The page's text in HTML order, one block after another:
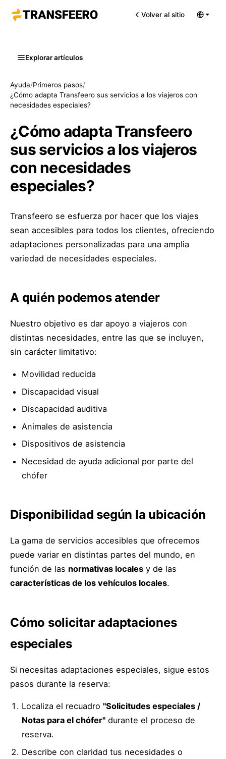
Volver al sitio
Explorar artículos
Ayuda/Primeros pasos/
¿Cómo adapta Transfeero sus servicios a los viajeros con
necesidades especiales?
¿Cómo adapta Transfeero
sus servicios a los viajeros
con necesidades
especiales?
Transfeero se esfuerza por hacer que los viajes
sean accesibles para todos los clientes, ofreciendo
adaptaciones personalizadas para una amplia
variedad de necesidades especiales.
A quién podemos atender
Nuestro objetivo es dar apoyo a viajeros con
distintas necesidades, entre las que se incluyen,
sin carácter limitativo:
Movilidad reducida
Discapacidad visual
Discapacidad auditiva
Animales de asistencia
Dispositivos de asistencia
Necesidad de ayuda adicional por parte del
chófer
Disponibilidad según la ubicación
La gama de servicios accesibles que ofrecemos
puede variar en distintas partes del mundo, en
función de las normativas locales y de las
características de los vehículos locales.
Cómo solicitar adaptaciones
especiales
Si necesitas adaptaciones especiales, sigue estos
pasos durante la reserva:
Localiza el recuadro "Solicitudes especiales /
Notas para el chófer"durante el proceso de
reserva.
Describe con claridad tus necesidades o